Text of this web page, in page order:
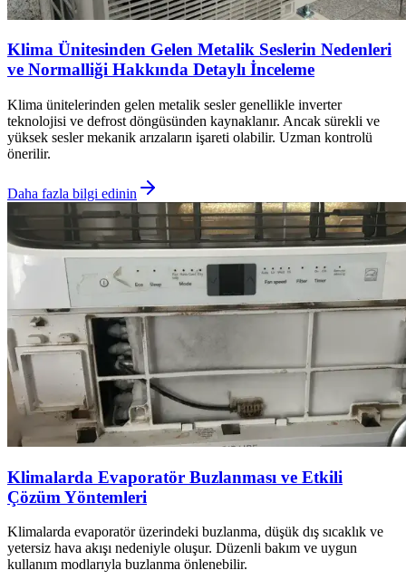
Klima Ünitesinden Gelen Metalik Seslerin Nedenleri
ve Normalliği Hakkında Detaylı İnceleme
Klima ünitelerinden gelen metalik sesler genellikle inverter
teknolojisi ve defrost döngüsünden kaynaklanır. Ancak sürekli ve
yüksek sesler mekanik arızaların işareti olabilir. Uzman kontrolü
önerilir.
Daha fazla bilgi edinin
Klimalarda Evaporatör Buzlanması ve Etkili
Çözüm Yöntemleri
Klimalarda evaporatör üzerindeki buzlanma, düşük dış sıcaklık ve
yetersiz hava akışı nedeniyle oluşur. Düzenli bakım ve uygun
kullanım modlarıyla buzlanma önlenebilir.